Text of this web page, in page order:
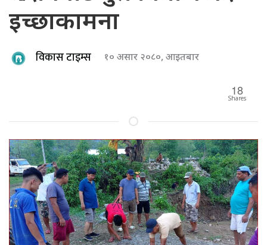
इच्छाकामना
विकास टाइम्स १० असार २०८०, आइतबार
18
Shares